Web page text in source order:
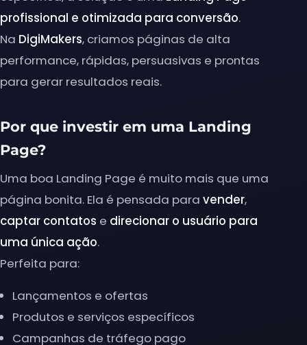
profissional e otimizada para conversão.
Na DigiMakers, criamos páginas de alta
performance, rápidas, persuasivas e prontas
para gerar resultados reais.
Por que investir em uma Landing
Page?
Uma boa Landing Page é muito mais que uma
página bonita. Ela é pensada para vender,
captar contatos e direcionar o usuário para
uma única ação.
Perfeita para:
Lançamentos e ofertas
Produtos e serviços específicos
Campanhas de tráfego pago